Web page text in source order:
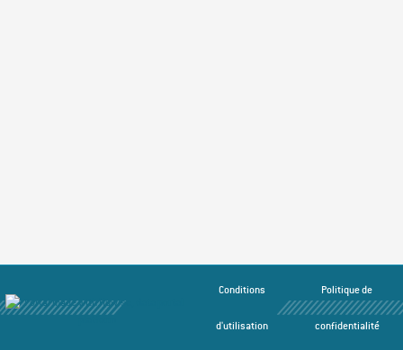
Conditions
d'utilisation
Politique de
confidentialité